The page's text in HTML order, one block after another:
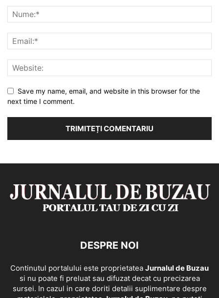
Save my name, email, and website in this browser for the
next time I comment.
DESPRE NOI
Continutul portalului este proprietatea Jurnalul de Buzau
si nu poate fi preluat sau difuzat decat cu precizarea
sursei. In cazul in care doriti detalii suplimentare despre